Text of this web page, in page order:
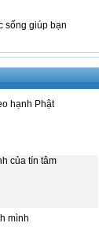
sống giúp bạn
hạnh Phật
của tín tâm
mình